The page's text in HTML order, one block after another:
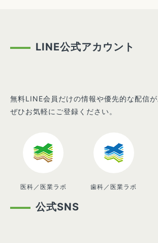
LINE公式アカウント
無料LINE会員だけの情報や優先的な配信が
ぜひお気軽にご登録ください。
医科／医業ラボ 歯科／医業ラボ
公式SNS